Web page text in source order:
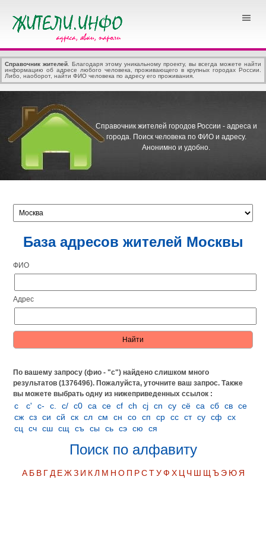
Справочник жителей . Благодаря этому уникальному проекту, вы всегда можете найти
информацию об адресе любого человека, проживающего в крупных городах России.
Либо, наоборот, найти ФИО человека по адресу его проживания.
Справочник жителей городов России - адреса и
города. Поиск человека по ФИО и адресу.
Анонимно и удобно.
База адресов жителей Москвы
ФИО
Адрес
По вашему запросу (фио - "с") найдено слишком много
результатов (1376496). Пожалуйста, уточните ваш запрос.Также
вы можете выбрать одну из нижеприведенных ссылок :
с с' с- с. с/ с0 сa сe сf сh сj сn сy сё са сб св се
сж сз си сй ск сл см сн со сп ср сс ст су сф
сх
сц
сч сш сщ съ сы сь сэ сю ся
Поиск по алфавиту
А Б В Г Д Е Ж З И К Л М Н О П Р С Т У Ф Х Ц Ч Ш Щ Ъ Э Ю Я